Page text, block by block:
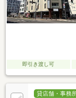
即引き渡し可
貸店舗・事務